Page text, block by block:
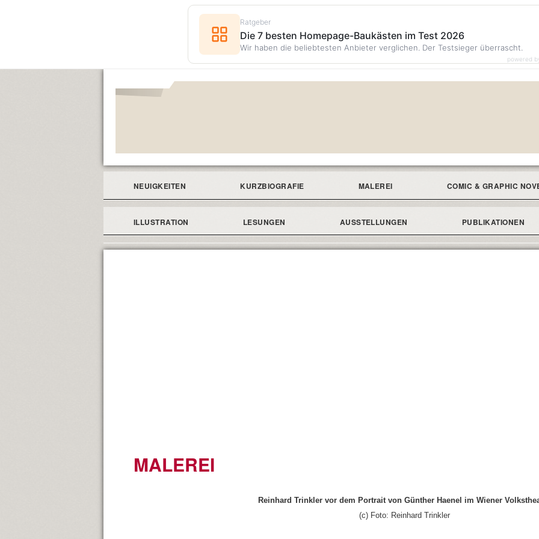
NEUIGKEITEN KURZBIOGRAFIE MALEREI COMIC & GRAPHIC
ILLUSTRATION LESUNGEN AUSSTELLUNGEN PUBLIKATIONEN
MALEREI
Reinhard Trinkler vor dem Portrait von Günther Haenel im Wiener
(c) Foto: Reinhard Trinkler
Ratgeber
Die 7 besten Homepage-Baukästen im Test 2026
Wir haben die beliebtesten Anbieter verglichen. Der Testsieger überrascht.
powered